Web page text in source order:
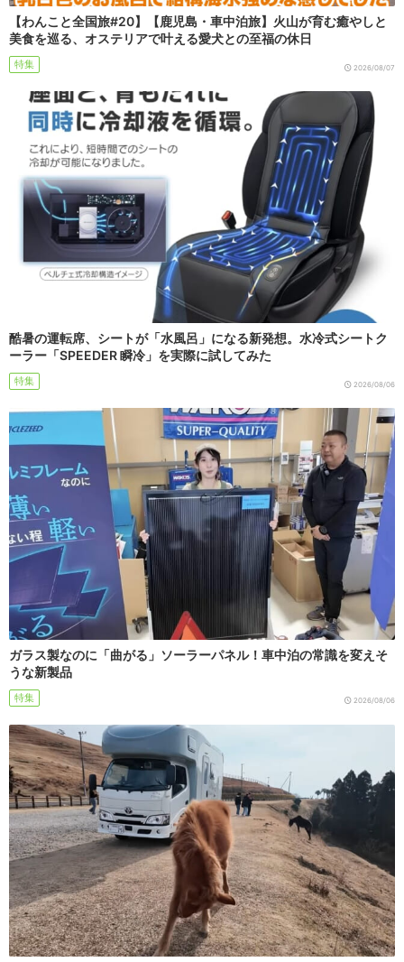
【わんこと全国旅#20】【鹿児島・車中泊旅】火山が育む癒やしと
美食を巡る、オステリアで叶える愛犬との至福の休日
特集 2026/08/07
酷暑の運転席、シートが「水風呂」になる新発想。水冷式シートク
ーラー「SPEEDER 瞬冷」を実際に試してみた
特集 2026/08/06
ガラス製なのに「曲がる」ソーラーパネル！車中泊の常識を変えそ
うな新製品
特集 2026/08/06